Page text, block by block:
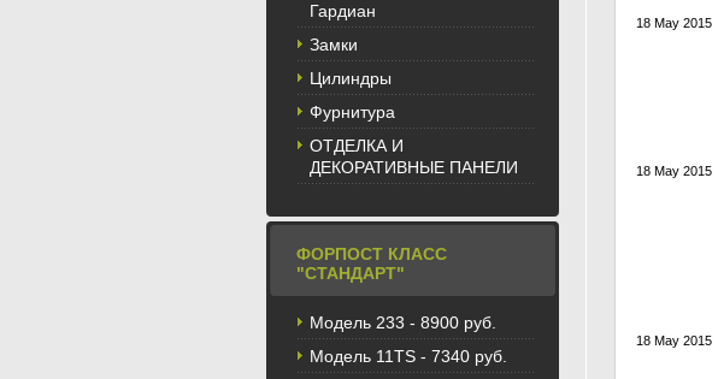
Гардиан
Замки
Цилиндры
Фурнитура
ОТДЕЛКА И
ДЕКОРАТИВНЫЕ ПАНЕЛИ
ФОРПОСТ КЛАСС
"СТАНДАРТ"
Модель 233 - 8900 руб.
Модель 11TS - 7340 руб.
18 May 2015
18 May 2015
18 May 2015